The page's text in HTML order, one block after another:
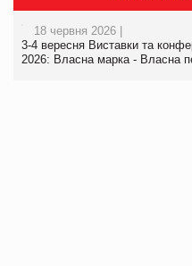
18 червня 2026 |
3-4 вересня Виставки та
2026: Власна марка - Власна